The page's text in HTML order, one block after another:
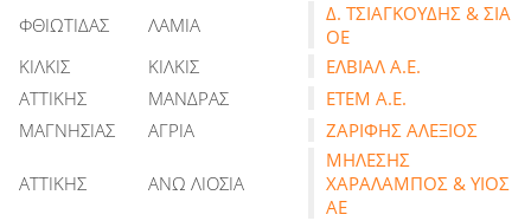
ΦΘΙΩΤΙΔΑΣ
ΛΑΜΙΑ
Δ. ΤΣΙΑΓΚΟΥΔΗΣ & ΣΙΑ
ΟΕ
ΚΙΛΚΙΣ
ΚΙΛΚΙΣ
ΕΛΒΙΑΛ Α.Ε.
ΑΤΤΙΚΗΣ
ΜΑΝΔΡΑΣ
ΕΤΕΜ Α.Ε.
ΜΑΓΝΗΣΙΑΣ
ΑΓΡΙΑ ΖΑΡΙΦΗΣ ΑΛΕΞΙΟΣ
ΑΤΤΙΚΗΣ ΑΝΩ ΛΙΟΣΙΑ
ΜΗΛΕΣΗΣ
ΧΑΡΑΛΑΜΠΟΣ & ΥΙΟΣ
ΑΕ